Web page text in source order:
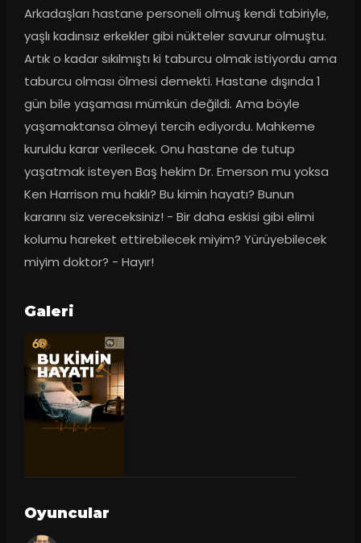
Arkadaşları hastane personeli olmuş kendi tabiriyle,
yaşlı kadınsız erkekler gibi nükteler savurur olmuştu.
Artık o kadar sıkılmıştı ki taburcu olmak istiyordu ama
taburcu olması ölmesi demekti. Hastane dışında 1
gün bile yaşaması mümkün değildi. Ama böyle
yaşamaktansa ölmeyi tercih ediyordu. Mahkeme
kuruldu karar verilecek. Onu hastane de tutup
yaşatmak isteyen Baş hekim Dr. Emerson mu yoksa
Ken Harrison mu haklı? Bu kimin hayatı? Bunun
kararını siz vereceksiniz! - Bir daha eskisi gibi elimi
kolumu hareket ettirebilecek miyim? Yürüyebilecek
miyim doktor? - Hayır!
Galeri
Oyuncular